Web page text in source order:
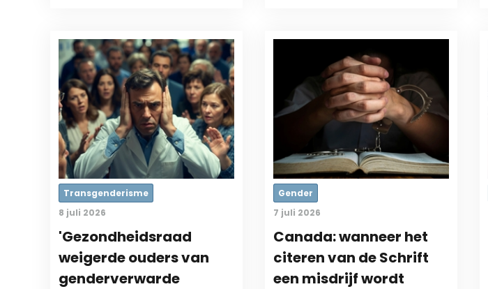
Transgenderisme
8 juli 2026
'Gezondheidsraad
weigerde ouders van
genderverwarde
Gender
7 juli 2026
Canada: wanneer het
citeren van de Schrift
een misdrijf wordt